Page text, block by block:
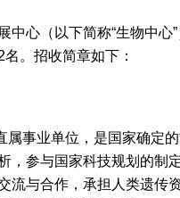
中心（以下简称“生物中
。招收简章如下：
属事业单位，是国家确定
，参与国家科技规划的制
流与合作，承担人类遗传